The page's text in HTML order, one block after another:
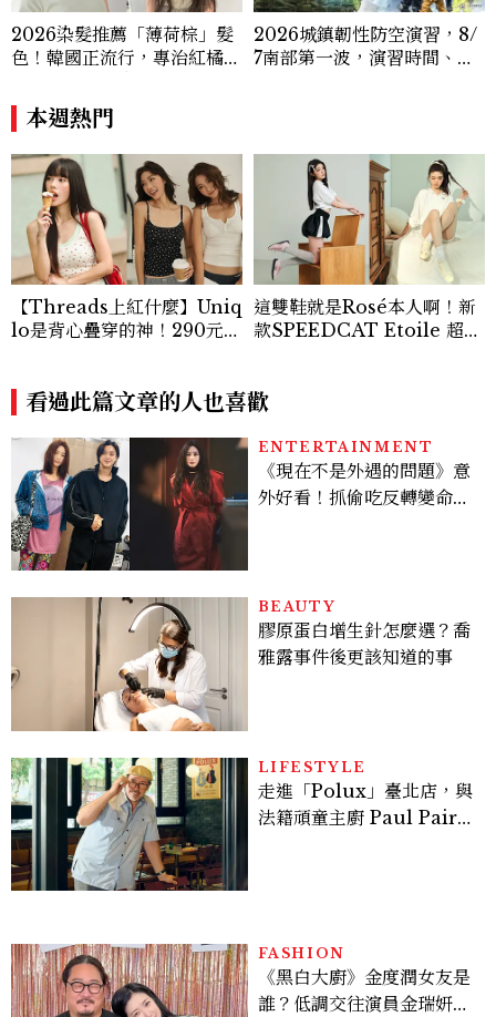
2026染髮推薦「薄荷棕」髮
色！韓國正流行，專治紅橘
2026城鎮韌性防空演習，8/
7南部第一波，演習時間、可
本週熱門
【Threads上紅什麼】Uniq
lo是背心疊穿的神！290元蕾
這雙鞋就是Rosé本人啊！新
款SPEEDCAT Etoile 超級
贈禮
看過此篇文章的人也喜歡
ENTERTAINMENT
《現在不是外遇的問題》意
外好看！抓偷吃反轉變命
看點懶人包
BEAUTY
膠原蛋白增生針怎麼選？喬
雅露事件後更該知道的事
LIFESTYLE
走進「Polux」臺北店，與
法籍頑童主廚 Paul Pairet
FASHION
《黑白大廚》金度潤女友是
誰？低調交往演員金瑞妍、